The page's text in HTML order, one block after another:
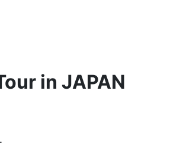
in JAPAN